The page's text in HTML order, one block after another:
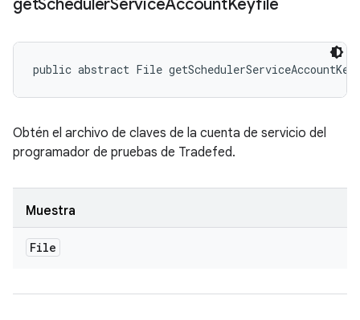
getSchedulerServiceAccountKeyfile
public abstract File
Obtén el archivo de claves de la cuenta de servicio del
programador de pruebas de Tradefed.
Muestra
File